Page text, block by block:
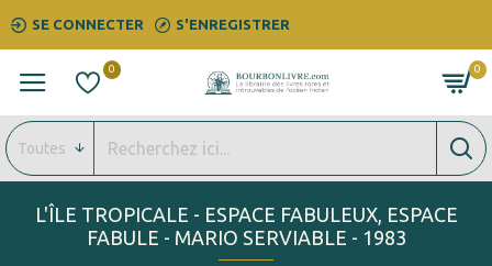
SE CONNECTER S'ENREGISTRER
0 0
Toutes
L'ÎLE TROPICALE - ESPACE FABULEUX, ESPACE
FABULE - MARIO SERVIABLE - 1983